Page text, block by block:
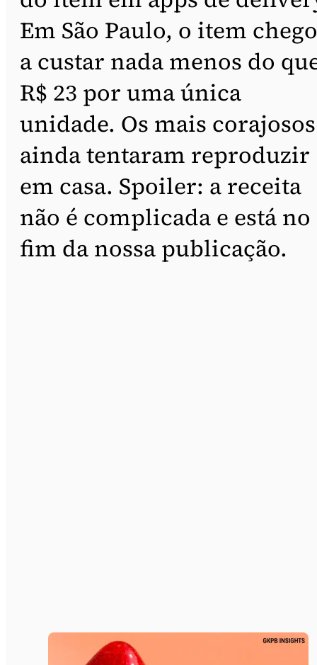
Em São Paulo, o item
a custar nada menos do
R$ 23 por uma única
unidade. Os mais corajosos
ainda tentaram reproduzir
em casa. Spoiler: a receita
não é complicada e está no
fim da nossa publicação.